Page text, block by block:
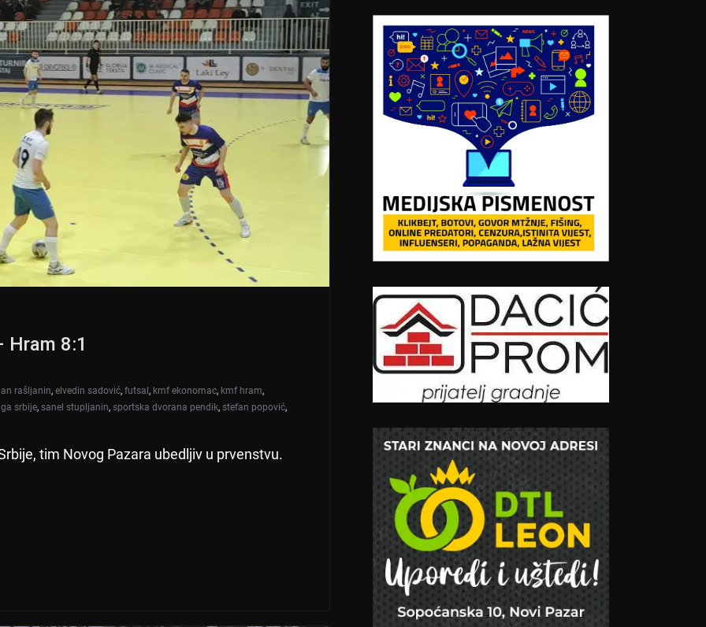
Hram 8:1
rašljanin, elvedin sadović, futsal , kmf ekonomac, kmf hram,
srbije, sanel stupljanin, sportska dvorana pendik, stefan popović,
tim Novog Pazara ubedljiv u prvenstvu.